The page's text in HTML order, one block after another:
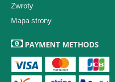
Zwroty
Mapa strony
PAYMENT METHODS